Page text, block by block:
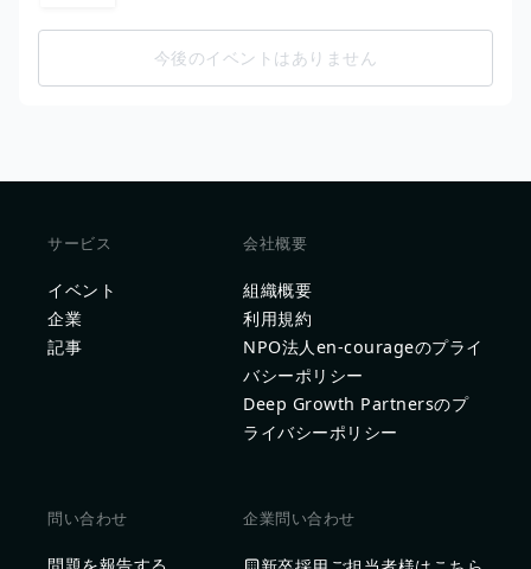
今後のイベントはありません
サービス
イベント
企業
記事
会社概要
組織概要
利用規約
NPO法人en-courageのプライ
バシーポリシー
Deep Growth Partnersのプ
ライバシーポリシー
問い合わせ
問題を報告する
企業問い合わせ